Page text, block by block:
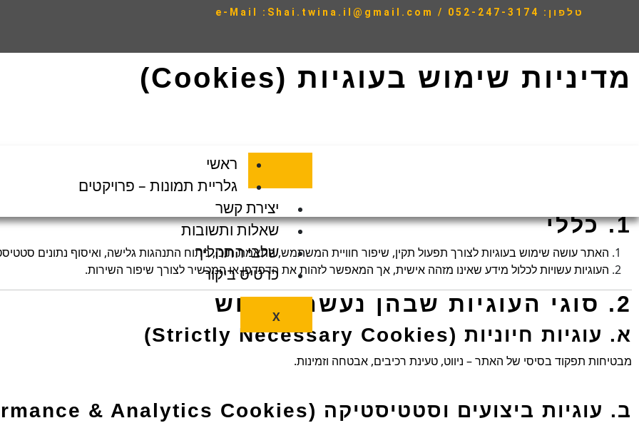
טלפון: 052-247-3174 / e-Mail :Shai.twina.il@gmail.com
ראשי
גלריית תמונות – פרויקטים
יצירת קשר
שאלות ותשובות
שלבי התהליך
כרטיס ביקור
X
מדיניות שימוש בעוגיות (Cookies)
1. כללי
האתר עושה שימוש בעוגיות לצורך תפעול תקין, שיפור חוויית המשתמש, התאמת תוכן, ניתוח התנהגות גלישה, ואיסוף נתונים
העוגיות עשויות לכלול מידע שאינו מזהה אישית, אך המאפשר לזהות את הדפדפן או המכשיר לצורך שיפור השירות.
2. סוגי העוגיות שבהן נעשה שימוש
א. עוגיות חיוניות (Strictly Necessary Cookies)
מבטיחות תפקוד בסיסי של האתר – ניווט, טעינת רכיבים, אבטחה וזמינות.
ב. עוגיות ביצועים וסטטיסטיקה (Performance & Analytics Cookies)